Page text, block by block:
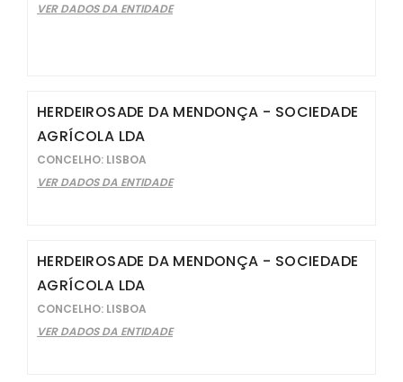
VER DADOS DA ENTIDADE
HERDEIROSADE DA MENDONÇA - SOCIEDADE
AGRÍCOLA LDA
CONCELHO: LISBOA
VER DADOS DA ENTIDADE
HERDEIROSADE DA MENDONÇA - SOCIEDADE
AGRÍCOLA LDA
CONCELHO: LISBOA
VER DADOS DA ENTIDADE